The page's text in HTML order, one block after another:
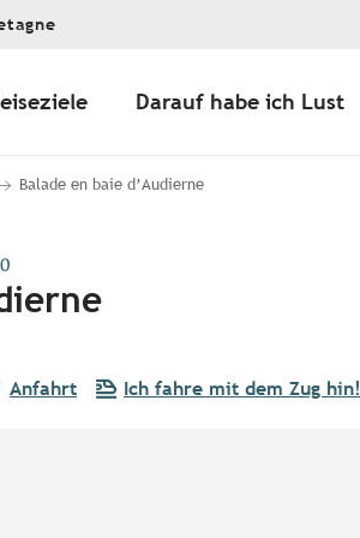
Darauf habe ich Lust
Balade en baie d’Audierne
Anfahrt Ich fahre mit dem Zug hin!